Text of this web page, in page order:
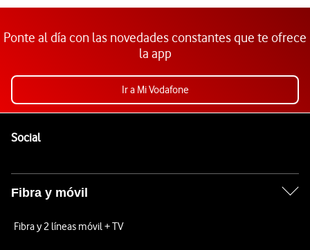
Ponte al día con las novedades constantes que te ofrece
la app
Ir a Mi Vodafone
SocialEnlaces a las redes sociales de Vodafone
Fibra y móvil
Fibra y 2 líneas móvil + TV